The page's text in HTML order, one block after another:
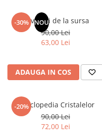
Medicina & Farmacie
Medicina Pentru Toti
Sport
Terapii Alternative
AudioBook
Beletristica
-30% NOU
Revelatii de la sursa
90,00 Lei
63,00 Lei
ADAUGA IN COS
-20%
Enciclopedia Cristalelor
90,00 Lei
72,00 Lei